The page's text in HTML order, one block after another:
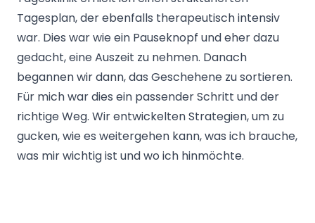
Tagesplan, der ebenfalls therapeutisch intensiv
war. Dies war wie ein Pauseknopf und eher dazu
gedacht, eine Auszeit zu nehmen. Danach
begannen wir dann, das Geschehene zu sortieren.
Für mich war dies ein passender Schritt und der
richtige Weg. Wir entwickelten Strategien, um zu
gucken, wie es weitergehen kann, was ich brauche,
was mir wichtig ist und wo ich hinmöchte.